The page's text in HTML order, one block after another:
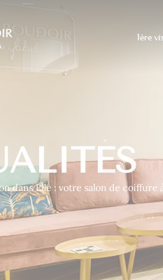
1ère
dans Elle : votre salon de coiffure